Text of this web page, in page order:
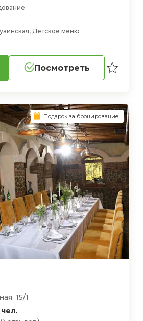
Детское меню
Посмотреть
15/1
Подарок за бронирование